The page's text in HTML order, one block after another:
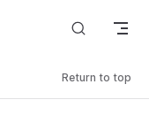
Return to top